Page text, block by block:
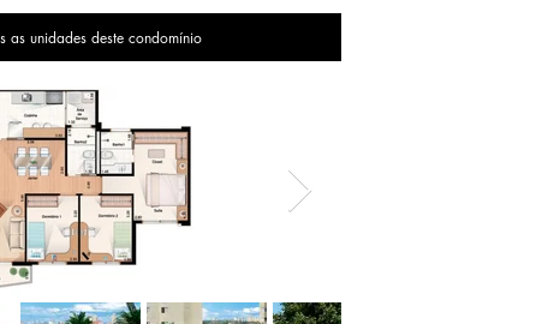
as unidades deste condomínio